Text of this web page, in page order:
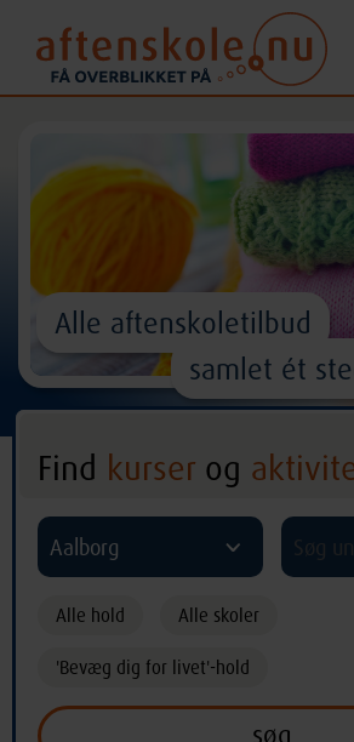
Alle aftenskoletilbud
samlet ét
Find kurser og
Aalborg ^
Alle hold Alle skoler
'Bevæg dig for livet'-hold